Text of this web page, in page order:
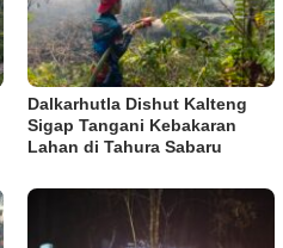
Dalkarhutla Dishut Kalteng
Sigap Tangani Kebakaran
Lahan di Tahura Sabaru